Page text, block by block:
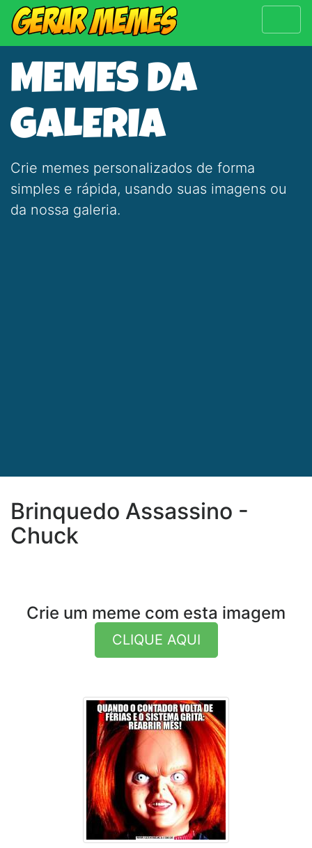
MEMES DA
GALERIA
Crie memes personalizados de forma
simples e rápida, usando suas imagens ou
da nossa galeria.
Brinquedo Assassino -
Chuck
Crie um meme com esta imagem
CLIQUE AQUI